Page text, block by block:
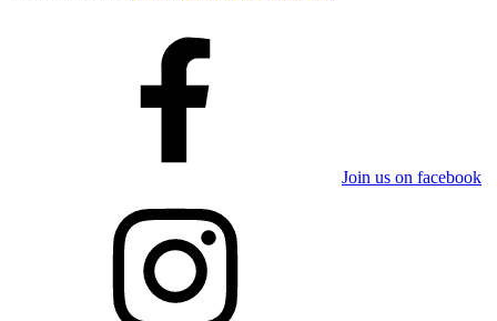
Join us on facebook